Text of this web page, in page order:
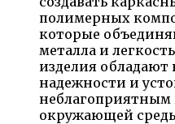
полимерных
которые
металла и
изделия
надежности и
неблагоприятным
окружающей